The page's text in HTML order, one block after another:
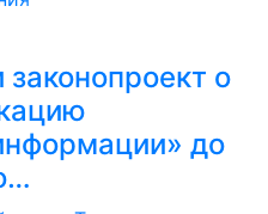
о
до